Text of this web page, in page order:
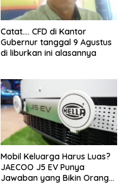
Catat…. CFD di Kantor
Gubernur tanggal 9 Agustus
di liburkan ini alasannya
Mobil Keluarga Harus Luas?
JAECOO J5 EV Punya
Jawaban yang Bikin Orang